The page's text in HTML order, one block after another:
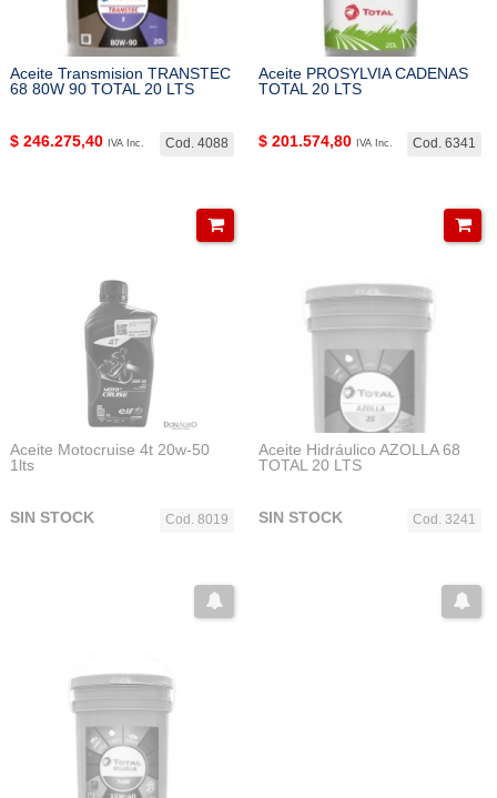
Aceite Transmision TRANSTEC
68 80W 90 TOTAL 20 LTS
Cod. 4088
$ 246.275,40 IVA Inc.
Aceite PROSYLVIA CADENAS
TOTAL 20 LTS
Cod. 6341
$ 201.574,80 IVA Inc.
Aceite Motocruise 4t 20w-50
1lts
Cod. 8019
SIN STOCK
Aceite Hidráulico AZOLLA 68
TOTAL 20 LTS
Cod. 3241
SIN STOCK